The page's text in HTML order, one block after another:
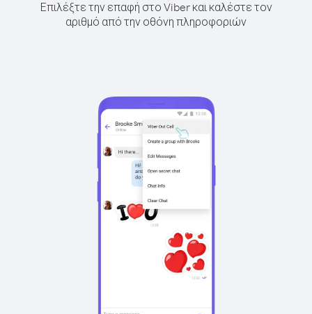
Επιλέξτε την επαφή στο Viber και καλέστε τον
αριθμό από την οθόνη πληροφοριών